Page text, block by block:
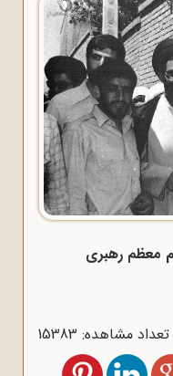
معظم رهبری
تعداد مشاهده: 15383